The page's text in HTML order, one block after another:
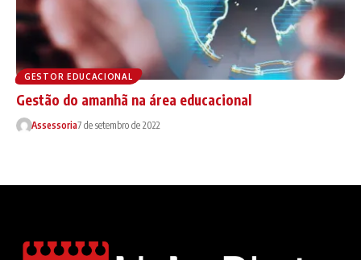
GESTOR EDUCACIONAL
Gestão do amanhã na área educacional
Assessoria7 de setembro de 2022